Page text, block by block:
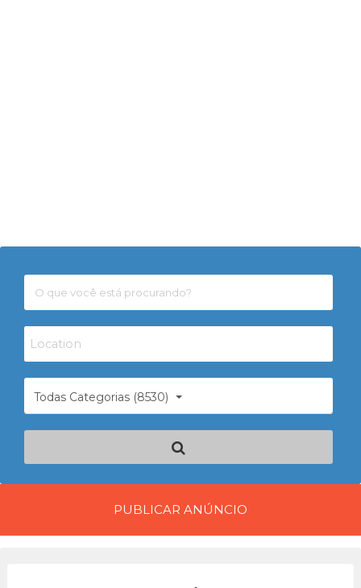
Todas Categorias (8530)
PUBLICAR ANÚNCIO